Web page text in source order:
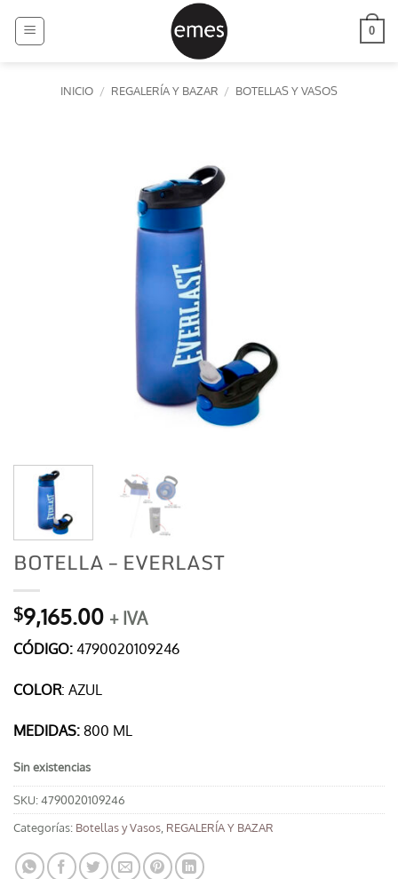
0
INICIO / REGALERÍA Y BAZAR / BOTELLAS Y VASOS
BOTELLA – EVERLAST
$9,165.00 + IVA
CÓDIGO: 4790020109246
COLOR: AZUL
MEDIDAS: 800 ML
Sin existencias
SKU:4790020109246
Categorías: Botellas y Vasos REGALERÍA Y BAZAR